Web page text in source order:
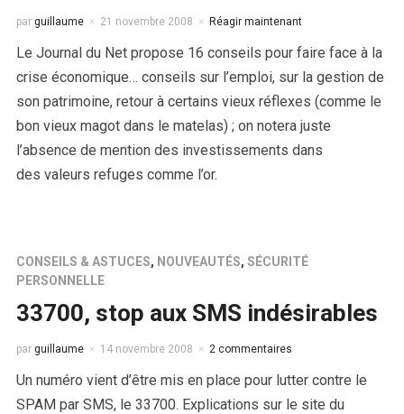
par guillaume 21 novembre 2008 Réagir maintenant
Le Journal du Net propose 16 conseils pour faire face à la
crise économique… conseils sur l’emploi, sur la gestion de
son patrimoine, retour à certains vieux réflexes (comme le
bon vieux magot dans le matelas) ; on notera juste
l’absence de mention des investissements dans
des valeurs refuges comme l’or.
CONSEILS & ASTUCES, NOUVEAUTÉS, SÉCURITÉ
PERSONNELLE
33700, stop aux SMS indésirables
par guillaume 14 novembre 2008 2 commentaires
Un numéro vient d’être mis en place pour lutter contre le
SPAM par SMS, le 33700. Explications sur le site du